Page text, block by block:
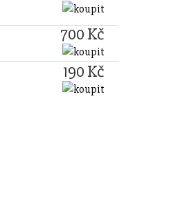
700 Kč
190 Kč